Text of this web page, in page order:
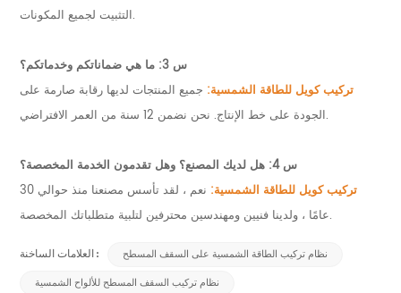
التثبيت لجميع المكونات.
س 3: ما هي ضماناتكم وخدماتكم؟
تركيب كويل للطاقة الشمسية: جميع المنتجات لديها رقابة صارمة على
الجودة على خط الإنتاج. نحن نضمن 12 سنة من العمر الافتراضي.
س 4: هل لديك المصنع؟ وهل تقدمون الخدمة المخصصة؟
تركيب كويل للطاقة الشمسية:
نعم ، لقد تأسس مصنعنا منذ حوالي 30
عامًا ، ولدينا فنيين ومهندسين محترفين لتلبية متطلباتك المخصصة.
العلامات الساخنة :
نظام تركيب الطاقة الشمسية على السقف المسطح
نظام تركيب السقف المسطح للألواح الشمسية